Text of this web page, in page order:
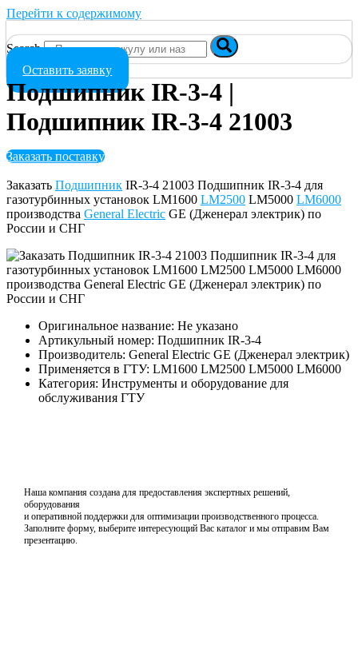
Перейти к содержимому
Search
Оставить заявку
Подшипник IR-3-4 |
Подшипник IR-3-4 21003
Заказать поставку
Заказать Подшипник IR-3-4 21003 Подшипник IR-3-4 для
газотурбинных установок LM1600 LM2500 LM5000 LM6000
производства General Electric GE (Дженерал электрик) по
России и СНГ
Оригинальное название: Не указано
Артикульный номер: Подшипник IR-3-4
Производитель: General Electric GE (Дженерал электрик)
Применяется в ГТУ: LM1600 LM2500 LM5000 LM6000
Категория: Инструменты и оборудование для
обслуживания ГТУ
Наша компания создана для предоставления экспертных решений,
оборудования
и оперативной поддержки для оптимизации производственного процесса.
Заполните форму, выберите интересующий Вас каталог и мы отправим Вам
презентацию.